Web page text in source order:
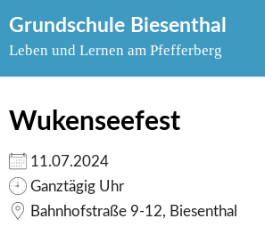
to
Grundschule Biesenthal
Leben und Lernen am Pfefferberg
Wukenseefest
11.07.2024
Ganztägig Uhr
Bahnhofstraße 9-12, Biesenthal